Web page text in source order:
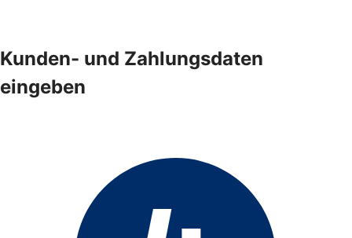
Kunden- und Zahlungsdaten
eingeben